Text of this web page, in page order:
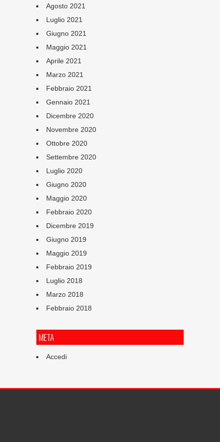
Agosto 2021
Luglio 2021
Giugno 2021
Maggio 2021
Aprile 2021
Marzo 2021
Febbraio 2021
Gennaio 2021
Dicembre 2020
Novembre 2020
Ottobre 2020
Settembre 2020
Luglio 2020
Giugno 2020
Maggio 2020
Febbraio 2020
Dicembre 2019
Giugno 2019
Maggio 2019
Febbraio 2019
Luglio 2018
Marzo 2018
Febbraio 2018
META
Accedi